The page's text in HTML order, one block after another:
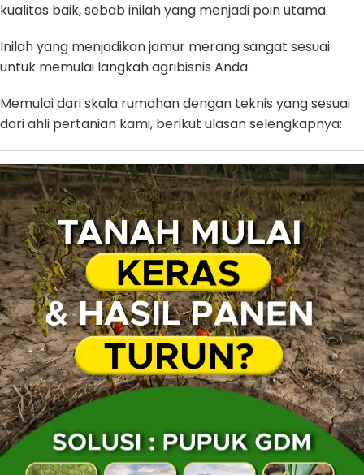
kualitas baik, sebab inilah yang menjadi poin utama.
Inilah yang menjadikan jamur merang sangat sesuai
untuk memulai langkah agribisnis Anda.
Memulai dari skala rumahan dengan teknis yang sesuai
dari ahli pertanian kami, berikut ulasan selengkapnya: